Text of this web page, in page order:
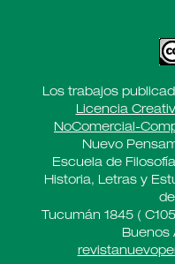
Los trabajos
Licencia
NoComercial-
Nuevo
Escuela de
Historia, Letras y
Tucumán 1845 (
Buenos